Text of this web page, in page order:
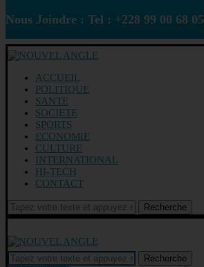
Nous Joindre : Tel : +228 99 00 68 05
ACCUEIL
POLITIQUE
SANTE
SOCIETE
SPORTS
ECONOMIE
CULTURE
INTERNATIONAL
HI-TECH
CONTACT
Recherche
Recherche